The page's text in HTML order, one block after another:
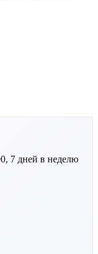
7 дней в неделю